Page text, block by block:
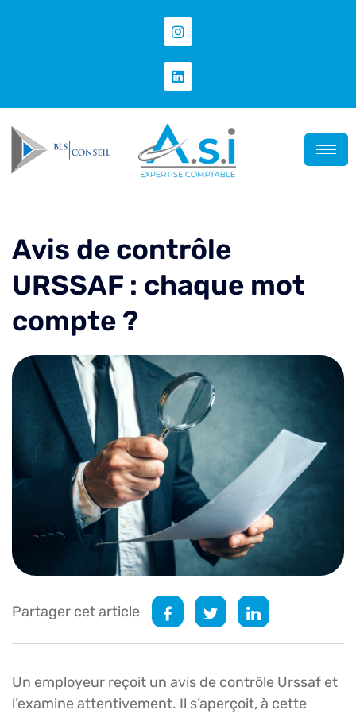
Avis de contrôle
URSSAF : chaque mot
compte ?
Partager cet article
Un employeur reçoit un avis de contrôle Urssaf et
l’examine attentivement. Il s’aperçoit, à cette